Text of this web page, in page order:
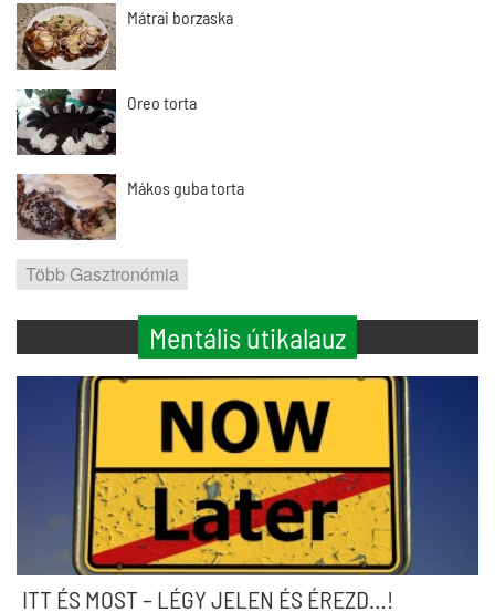
Mátrai borzaska
Oreo torta
Mákos guba torta
Több Gasztronómia
Mentális útikalauz
ITT ÉS MOST – LÉGY JELEN ÉS ÉREZD…!